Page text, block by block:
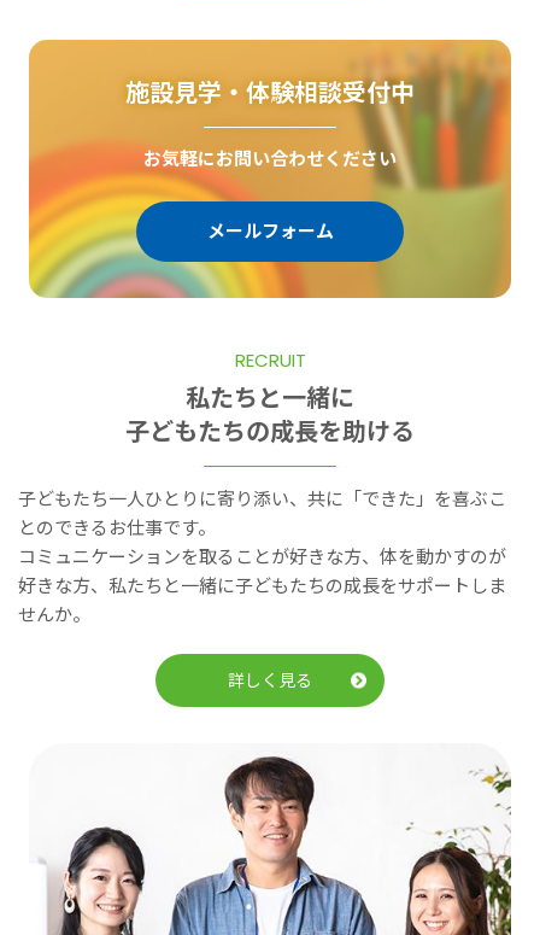
施設見学・体験相談受付中
お気軽にお問い合わせください
メールフォーム
RECRUIT
私たちと一緒に
子どもたちの成長を助ける
子どもたち一人ひとりに寄り添い、共に「できた」を喜ぶこ
とのできるお仕事です。
コミュニケーションを取ることが好きな方、体を動かすのが
好きな方、私たちと一緒に子どもたちの成長をサポートしま
せんか。
詳しく見る